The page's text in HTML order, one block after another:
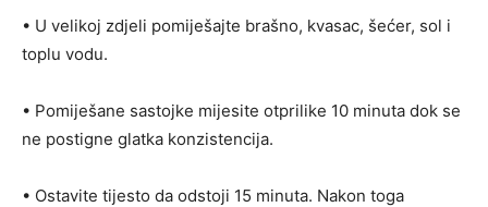
• U velikoj zdjeli pomiješajte brašno, kvasac, šećer, sol i
toplu vodu.
• Pomiješane sastojke mijesite otprilike 10 minuta dok se
ne postigne glatka konzistencija.
• Ostavite tijesto da odstoji 15 minuta. Nakon toga